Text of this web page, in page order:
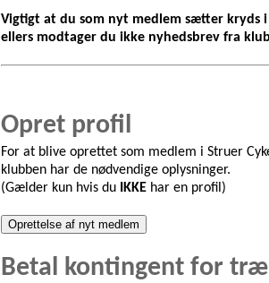
Vigtigt at du som nyt medlem sætter kryds i
ellers modtager du ikke nyhedsbrev fra
Opret profil
For at blive oprettet som medlem i Struer
klubben har de nødvendige oplysninger.
(Gælder kun hvis du
IKKE har en profil)
Betal kontingent for